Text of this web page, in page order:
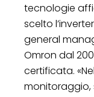
tecnologie
scelto
general
Omron dal
certificata.
monitoraggio,